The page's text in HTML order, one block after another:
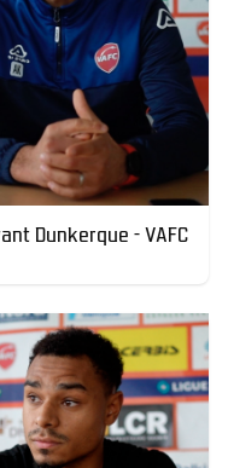
Dunkerque - VAFC